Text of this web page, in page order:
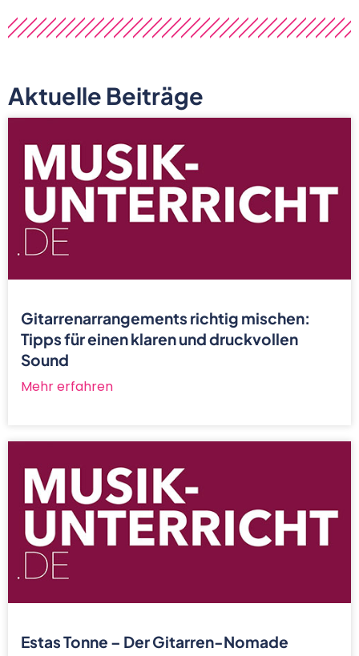
Aktuelle Beiträge
Gitarrenarrangements richtig mischen:
Tipps für einen klaren und druckvollen
Sound
Mehr erfahren
Estas Tonne – Der Gitarren-Nomade